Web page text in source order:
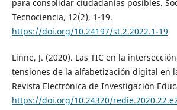
para consolidar ciudadanías posibles.
Tecnociencia, 12(2), 1-19.
https://doi.org/10.24197/st.2.2022.1-19
Linne, J. (2020). Las TIC en la
tensiones de la alfabetización digital en
Revista Electrónica de Investigación
https://doi.org/10.24320/